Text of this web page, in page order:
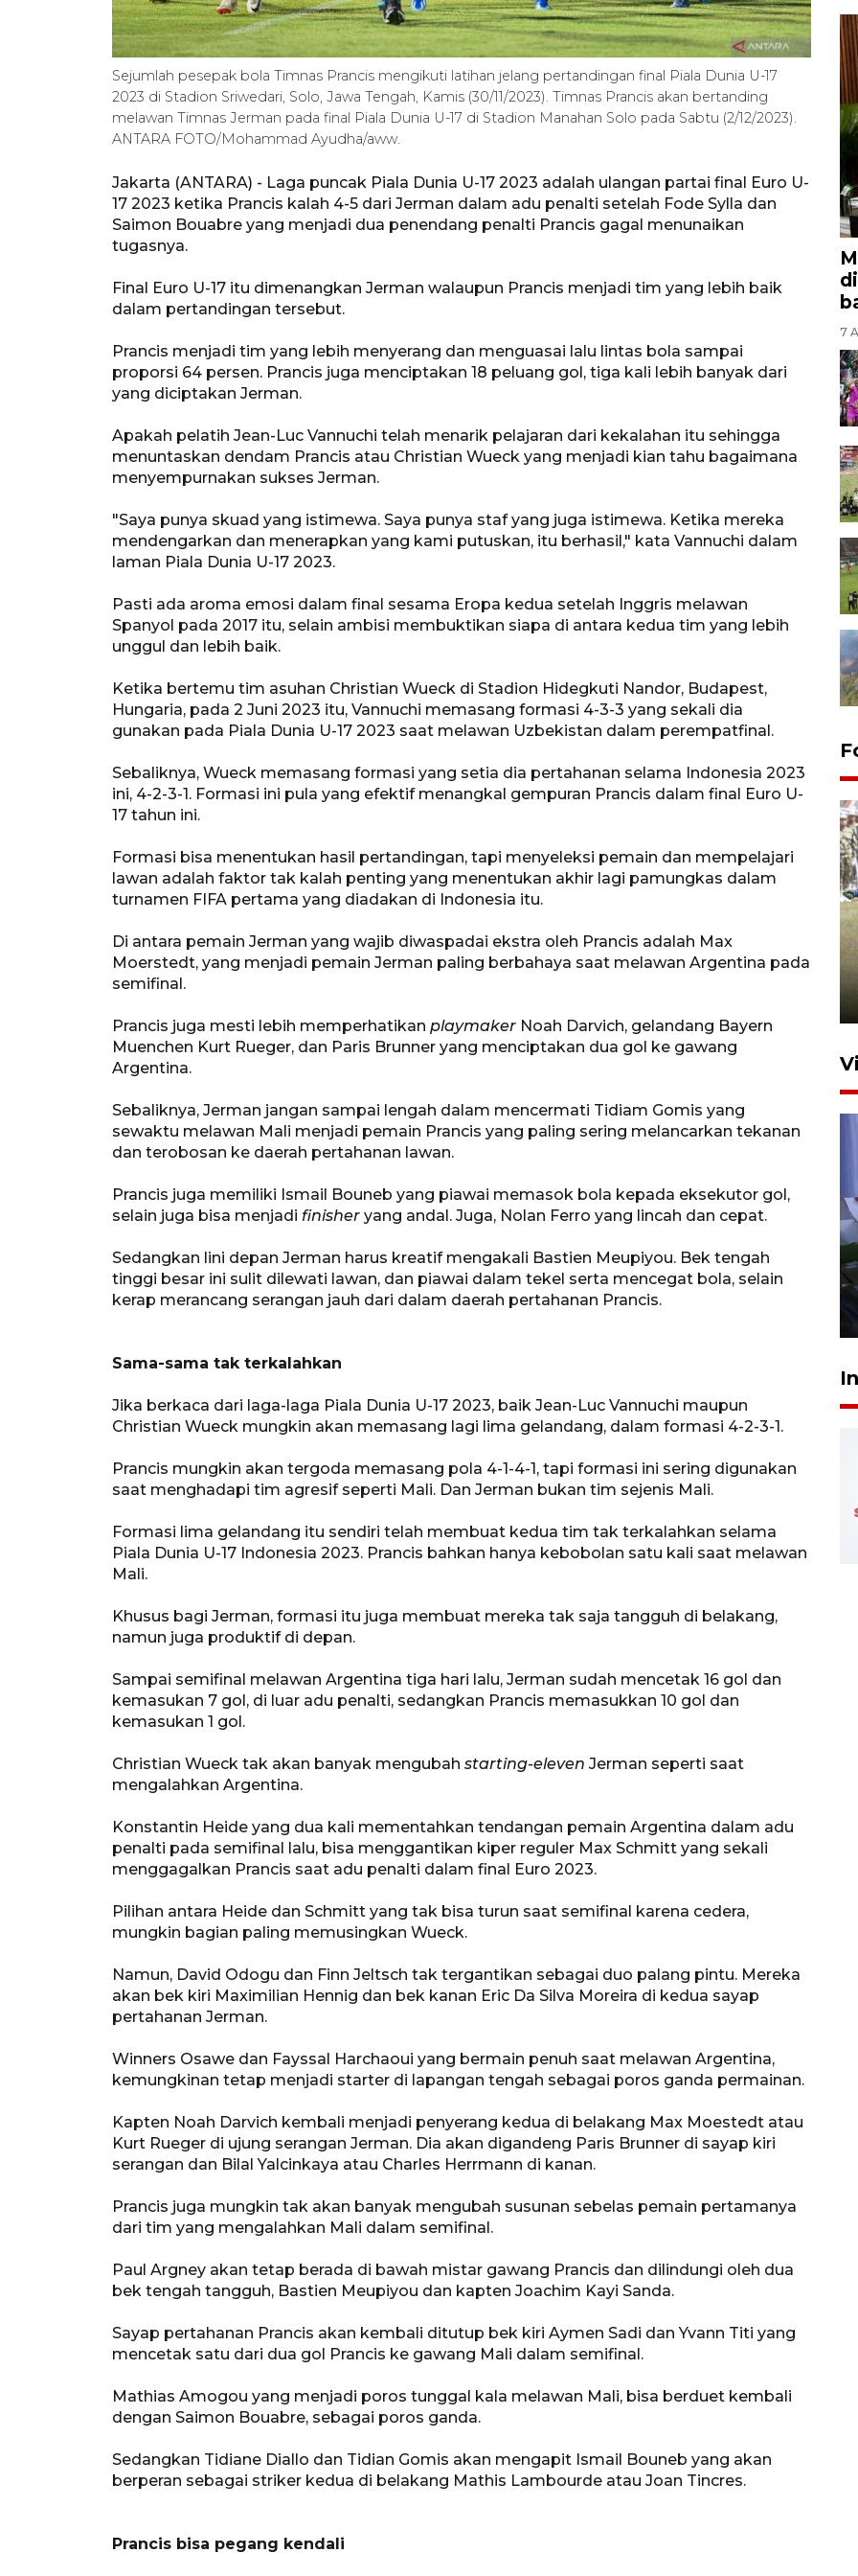
Sejumlah pesepak bola Timnas Prancis mengikuti latihan jelang pertandingan final Piala Dunia U-17
2023 di Stadion Sriwedari, Solo, Jawa Tengah, Kamis (30/11/2023). Timnas Prancis akan bertanding
melawan Timnas Jerman pada final Piala Dunia U-17 di Stadion Manahan Solo pada Sabtu (2/12/2023).
ANTARA FOTO/Mohammad Ayudha/aww.
Jakarta (ANTARA) - Laga puncak Piala Dunia U-17 2023 adalah ulangan partai final Euro U-
17 2023 ketika Prancis kalah 4-5 dari Jerman dalam adu penalti setelah Fode Sylla dan
Saimon Bouabre yang menjadi dua penendang penalti Prancis gagal menunaikan
tugasnya.
Final Euro U-17 itu dimenangkan Jerman walaupun Prancis menjadi tim yang lebih baik
dalam pertandingan tersebut.
Prancis menjadi tim yang lebih menyerang dan menguasai lalu lintas bola sampai
proporsi 64 persen. Prancis juga menciptakan 18 peluang gol, tiga kali lebih banyak dari
yang diciptakan Jerman.
Apakah pelatih Jean-Luc Vannuchi telah menarik pelajaran dari kekalahan itu sehingga
menuntaskan dendam Prancis atau Christian Wueck yang menjadi kian tahu bagaimana
menyempurnakan sukses Jerman.
"Saya punya skuad yang istimewa. Saya punya staf yang juga istimewa. Ketika mereka
mendengarkan dan menerapkan yang kami putuskan, itu berhasil," kata Vannuchi dalam
laman Piala Dunia U-17 2023.
Pasti ada aroma emosi dalam final sesama Eropa kedua setelah Inggris melawan
Spanyol pada 2017 itu, selain ambisi membuktikan siapa di antara kedua tim yang lebih
unggul dan lebih baik.
Ketika bertemu tim asuhan Christian Wueck di Stadion Hidegkuti Nandor, Budapest,
Hungaria, pada 2 Juni 2023 itu, Vannuchi memasang formasi 4-3-3 yang sekali dia
gunakan pada Piala Dunia U-17 2023 saat melawan Uzbekistan dalam perempatfinal.
Sebaliknya, Wueck memasang formasi yang setia dia pertahanan selama Indonesia 2023
ini, 4-2-3-1. Formasi ini pula yang efektif menangkal gempuran Prancis dalam final Euro U-
17 tahun ini.
Formasi bisa menentukan hasil pertandingan, tapi menyeleksi pemain dan mempelajari
lawan adalah faktor tak kalah penting yang menentukan akhir lagi pamungkas dalam
turnamen FIFA pertama yang diadakan di Indonesia itu.
Di antara pemain Jerman yang wajib diwaspadai ekstra oleh Prancis adalah Max
Moerstedt, yang menjadi pemain Jerman paling berbahaya saat melawan Argentina pada
semifinal.
Prancis juga mesti lebih memperhatikan playmaker Noah Darvich, gelandang Bayern
Muenchen Kurt Rueger, dan Paris Brunner yang menciptakan dua gol ke gawang
Argentina.
Sebaliknya, Jerman jangan sampai lengah dalam mencermati Tidiam Gomis yang
sewaktu melawan Mali menjadi pemain Prancis yang paling sering melancarkan tekanan
dan terobosan ke daerah pertahanan lawan.
Prancis juga memiliki Ismail Bouneb yang piawai memasok bola kepada eksekutor gol,
selain juga bisa menjadi finisher yang andal. Juga, Nolan Ferro yang lincah dan cepat.
Sedangkan lini depan Jerman harus kreatif mengakali Bastien Meupiyou. Bek tengah
tinggi besar ini sulit dilewati lawan, dan piawai dalam tekel serta mencegat bola, selain
kerap merancang serangan jauh dari dalam daerah pertahanan Prancis.
Sama-sama tak terkalahkan
Jika berkaca dari laga-laga Piala Dunia U-17 2023, baik Jean-Luc Vannuchi maupun
Christian Wueck mungkin akan memasang lagi lima gelandang, dalam formasi 4-2-3-1.
Prancis mungkin akan tergoda memasang pola 4-1-4-1, tapi formasi ini sering digunakan
saat menghadapi tim agresif seperti Mali. Dan Jerman bukan tim sejenis Mali.
Formasi lima gelandang itu sendiri telah membuat kedua tim tak terkalahkan selama
Piala Dunia U-17 Indonesia 2023. Prancis bahkan hanya kebobolan satu kali saat melawan
Mali.
Khusus bagi Jerman, formasi itu juga membuat mereka tak saja tangguh di belakang,
namun juga produktif di depan.
Sampai semifinal melawan Argentina tiga hari lalu, Jerman sudah mencetak 16 gol dan
kemasukan 7 gol, di luar adu penalti, sedangkan Prancis memasukkan 10 gol dan
kemasukan 1 gol.
Christian Wueck tak akan banyak mengubah starting-eleven Jerman seperti saat
mengalahkan Argentina.
Konstantin Heide yang dua kali mementahkan tendangan pemain Argentina dalam adu
penalti pada semifinal lalu, bisa menggantikan kiper reguler Max Schmitt yang sekali
menggagalkan Prancis saat adu penalti dalam final Euro 2023.
Pilihan antara Heide dan Schmitt yang tak bisa turun saat semifinal karena cedera,
mungkin bagian paling memusingkan Wueck.
Namun, David Odogu dan Finn Jeltsch tak tergantikan sebagai duo palang pintu. Mereka
akan bek kiri Maximilian Hennig dan bek kanan Eric Da Silva Moreira di kedua sayap
pertahanan Jerman.
Winners Osawe dan Fayssal Harchaoui yang bermain penuh saat melawan Argentina,
kemungkinan tetap menjadi starter di lapangan tengah sebagai poros ganda permainan.
Kapten Noah Darvich kembali menjadi penyerang kedua di belakang Max Moestedt atau
Kurt Rueger di ujung serangan Jerman. Dia akan digandeng Paris Brunner di sayap kiri
serangan dan Bilal Yalcinkaya atau Charles Herrmann di kanan.
Prancis juga mungkin tak akan banyak mengubah susunan sebelas pemain pertamanya
dari tim yang mengalahkan Mali dalam semifinal.
Paul Argney akan tetap berada di bawah mistar gawang Prancis dan dilindungi oleh dua
bek tengah tangguh, Bastien Meupiyou dan kapten Joachim Kayi Sanda.
Sayap pertahanan Prancis akan kembali ditutup bek kiri Aymen Sadi dan Yvann Titi yang
mencetak satu dari dua gol Prancis ke gawang Mali dalam semifinal.
Mathias Amogou yang menjadi poros tunggal kala melawan Mali, bisa berduet kembali
dengan Saimon Bouabre, sebagai poros ganda.
Sedangkan Tidiane Diallo dan Tidian Gomis akan mengapit Ismail Bouneb yang akan
berperan sebagai striker kedua di belakang Mathis Lambourde atau Joan Tincres.
Prancis bisa pegang kendali
7
Pemerintah tunda pungutan
pajak pedagang melalui
aplikasi belanja daring
pengeroyokan maling ayam di
Tabanan
160 ribu sambungan baru
jaringan gas 2026